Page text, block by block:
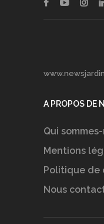
A PROPOS DE
Qui
Mentions
Politique de
Nous